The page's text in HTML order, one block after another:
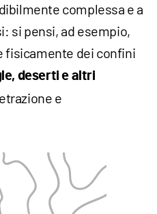
complessa e a
si pensi, ad esempio,
fisicamente dei confini
deserti e altri
e